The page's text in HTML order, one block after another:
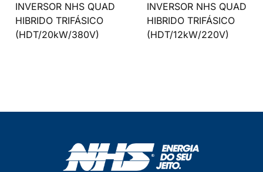
INVERSOR NHS QUAD
HIBRIDO TRIFÁSICO
(HDT/20kW/380V)
INVERSOR NHS QUAD
HIBRIDO TRIFÁSICO
(HDT/12kW/220V)